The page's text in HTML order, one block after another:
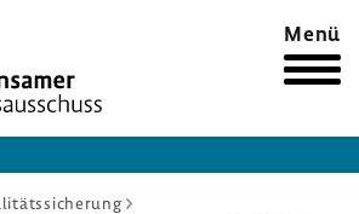
Menü